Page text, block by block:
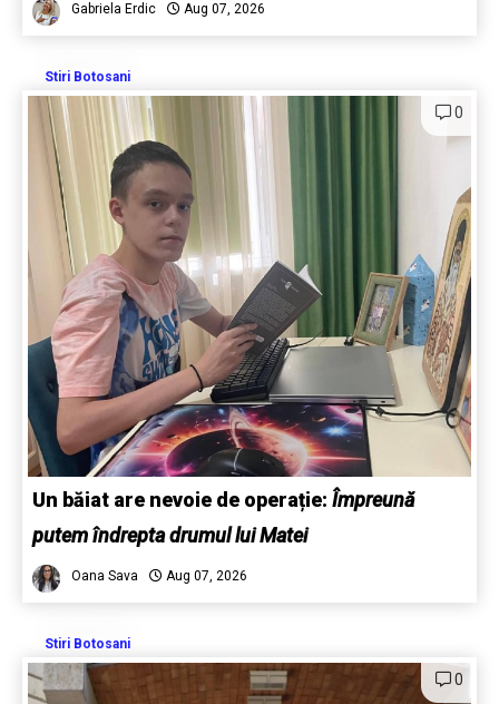
Gabriela Erdic Aug 07, 2026
Stiri Botosani
0
Un băiat are nevoie de operație: Împreună
putem îndrepta drumul lui Matei
Oana Sava Aug 07, 2026
Stiri Botosani
0